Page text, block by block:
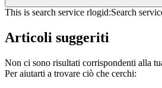
This is search service rlogid:Search
Articoli suggeriti
Non ci sono risultati corrispondenti alla
Per aiutarti a trovare ciò che cerchi: